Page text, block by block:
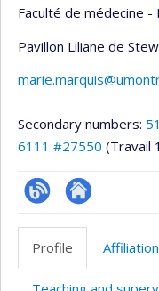
Faculté de médecine
Pavillon Liliane de
Secondary numbers:
6111 #27550 (Travail
BlogueAutre
Profile